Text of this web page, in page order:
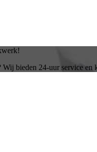
bieden 24-uur service en